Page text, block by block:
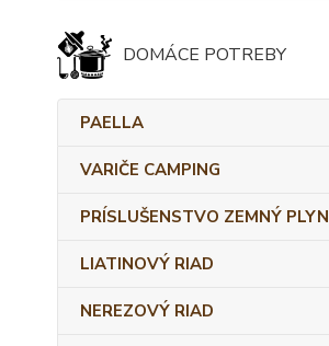
DOMÁCE POTREBY
PAELLA
VARIČE CAMPING
PRÍSLUŠENSTVO ZEMNÝ PLYN
LIATINOVÝ RIAD
NEREZOVÝ RIAD